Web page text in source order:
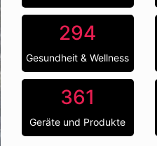
294
Gesundheit & Wellness
361
Geräte und Produkte